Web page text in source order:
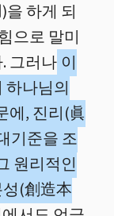
하게 되
으로 말미
그러나 이
하나님의
에, 진리(眞
기준을 조
원리적인
(創造本